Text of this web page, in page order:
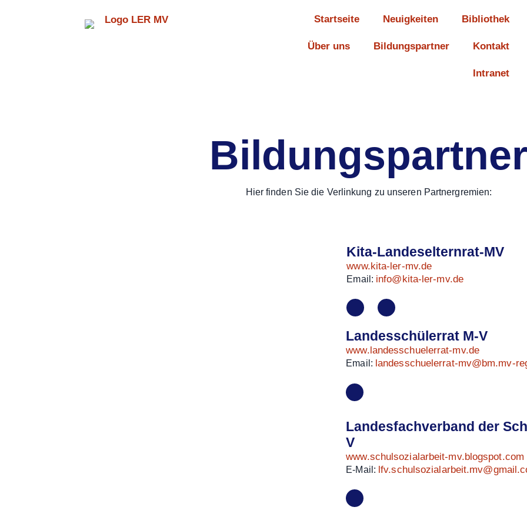
Startseite Neuigkeiten Bibliothek
Über uns Bildungspartner Kontakt
Intranet
Hier finden Sie die Verlinkung zu unseren Partnergremien:
Kita-Landeselternrat-MV
www.kita-ler-mv.de
Email: info@kita-ler-mv.de
Landesschülerrat M-V
www.landesschuelerrat-mv.de
Email: landesschuelerrat-mv@bm.mv-
Landesfachverband der
V
www.schulsozialarbeit-mv.blogspot.com
E-Mail: